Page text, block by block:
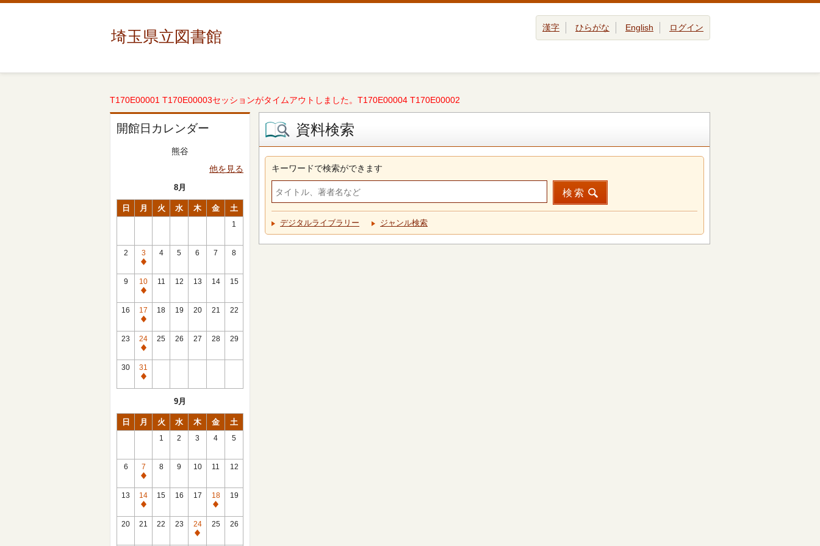
埼玉県立図書館 漢字 ひらがな English ログイン
T170E00001 T170E00003セッションがタイムアウトしました。T170E00004 T170E00002
開館日カレンダー
熊谷
他を見る
8月
日 月 火 水 木 金 土
1
2
3
休
館
日
4 5 6 7 8
9
10
休
館
日
11 12 13 14 15
16
17
休
館
日
18 19 20 21 22
23
24
休
館
日
25 26 27 28 29
30
31
休
9月
日 月 火 水 木 金 土
1 2 3 4 5
6
7
休
館
日
8 9 10 11 12
13
14
休
館
15 16 17
18
休
館
19
20 21 22 23
24
休
25 26
資料検索
キーワードで検索ができます
検索
デジタルライブラリー ジャンル検索